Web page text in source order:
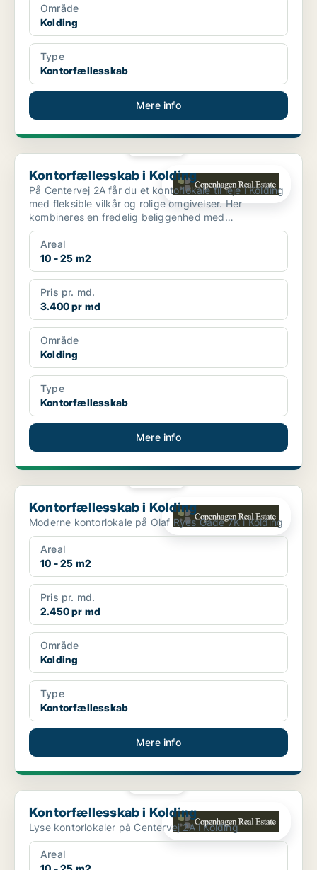
Område
Kolding
Type
Kontorfællesskab
Mere info
Kontorfællesskab i Kolding
Kontorfællesskab i Kolding
På Centervej 2A får du et kontorlokale til leje i Kolding
med fleksible vilkår og rolige omgivelser. Her
kombineres en fredelig beliggenhed med
professionell...
Areal
10 - 25 m2
Pris pr. md.
3.400 pr md
Område
Kolding
Type
Kontorfællesskab
Mere info
Kontorfællesskab i Kolding
Kontorfællesskab i Kolding
Moderne kontorlokale på Olaf Ryes Gade 7K i Kolding
Areal
10 - 25 m2
Pris pr. md.
2.450 pr md
Område
Kolding
Type
Kontorfællesskab
Mere info
Kontorfællesskab i Kolding
Kontorfællesskab i Kolding
Lyse kontorlokaler på Centervej 2A i Kolding
Areal